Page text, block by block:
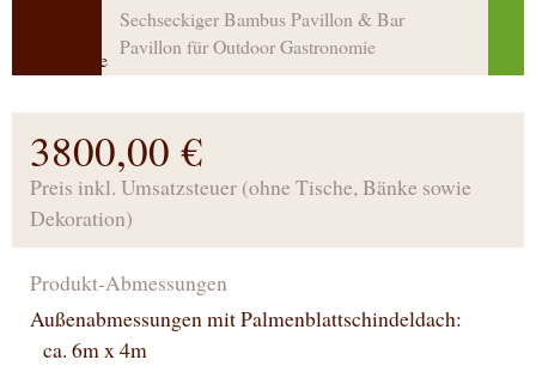
Sechseckiger Bambus Pavillon & Bar
Pavillon für Outdoor Gastronomie
3800,00 €
Preis inkl. Umsatzsteuer (ohne Tische, Bänke sowie
Dekoration)
Produkt-Abmessungen
Außenabmessungen mit Palmenblattschindeldach:
ca. 6m x 4m